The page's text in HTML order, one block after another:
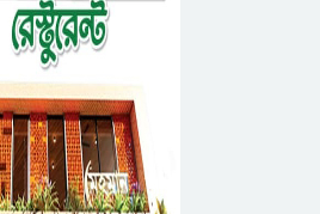
রোপনের কর্মসূচি পালন
সিলেটে সড়ক দু*র্ঘ*ট*নায়
প্রাণ গেল যুবকের
নর্থ ইস্ট ইউনিভার্সিটিতে
রচনা ও আবৃত্তি
প্রতিযোগিতার পুরষ্কার
বিতরণী অনুষ্ঠিত
সিকৃবি’তে জুলাই গণ-